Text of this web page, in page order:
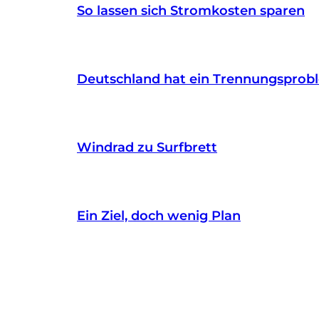
So lassen sich Stromkosten sparen
Deutschland hat ein
Windrad zu Surfbrett
Ein Ziel, doch wenig Plan